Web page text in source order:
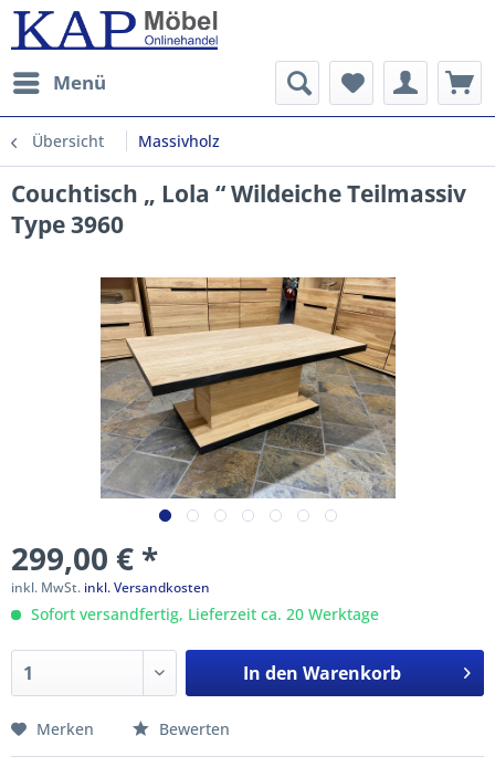
Menü
Übersicht Massivholz
Couchtisch „ Lola “ Wildeiche Teilmassiv
Type 3960
299,00 € *
inkl. MwSt. inkl. Versandkosten
Sofort versandfertig, Lieferzeit ca. 20 Werktage
In den Warenkorb
Merken Bewerten